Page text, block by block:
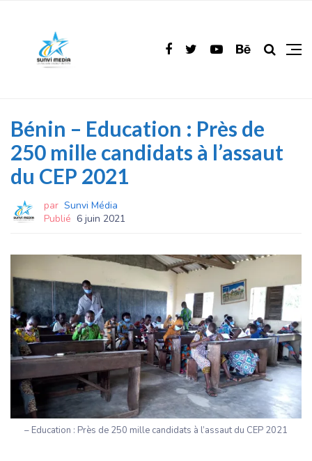
Bénin – Education : Près de
250 mille candidats à l’assaut
du CEP 2021
par Sunvi Média
Publié 6 juin 2021
– Education : Près de 250 mille candidats à l’assaut du CEP 2021